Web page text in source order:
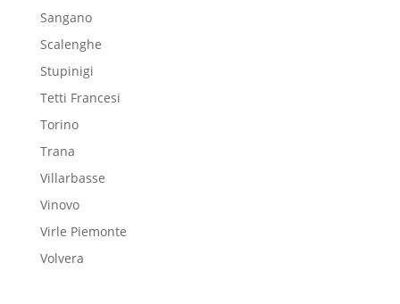
Sangano
Scalenghe
Stupinigi
Tetti Francesi
Torino
Trana
Villarbasse
Vinovo
Virle Piemonte
Volvera